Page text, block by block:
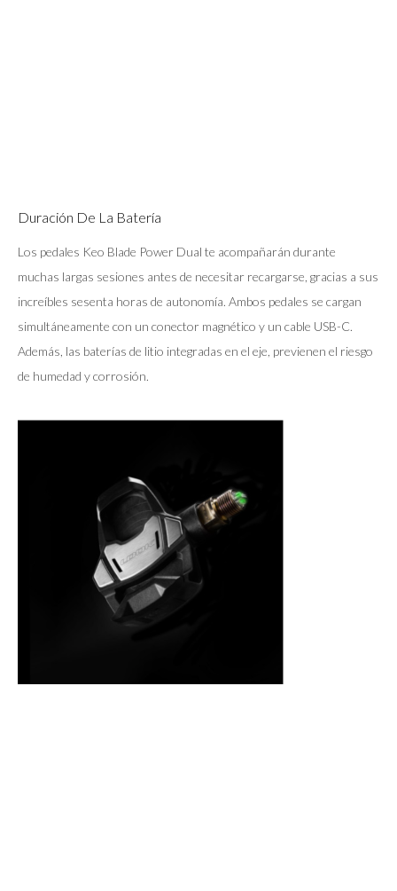
Duración De La Batería
Los pedales Keo Blade Power Dual te acompañarán durante
muchas largas sesiones antes de necesitar recargarse, gracias a sus
increíbles sesenta horas de autonomía. Ambos pedales se cargan
simultáneamente con un conector magnético y un cable USB-C.
Además, las baterías de litio integradas en el eje, previenen el riesgo
de humedad y corrosión.